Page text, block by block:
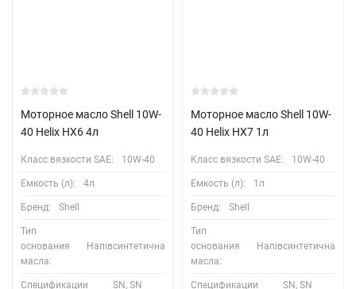
Моторное масло Shell 10W-
40 Helix HX6 4л
Класс вязкости SAE: 10W-40
Емкость (л): 4л
Бренд: Shell
Тип
основания
масла:
Напівсинтетична
Спецификации
SN, SN
Моторное масло Shell 10W-
40 Helix HX7 1л
Класс вязкости SAE: 10W-40
Емкость (л): 1л
Бренд: Shell
Тип
основания
масла:
Напівсинтетична
Спецификации
SN, SN